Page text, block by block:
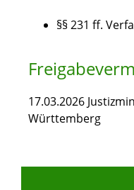
§§ 231 ff.
17.03.2026
Württemberg